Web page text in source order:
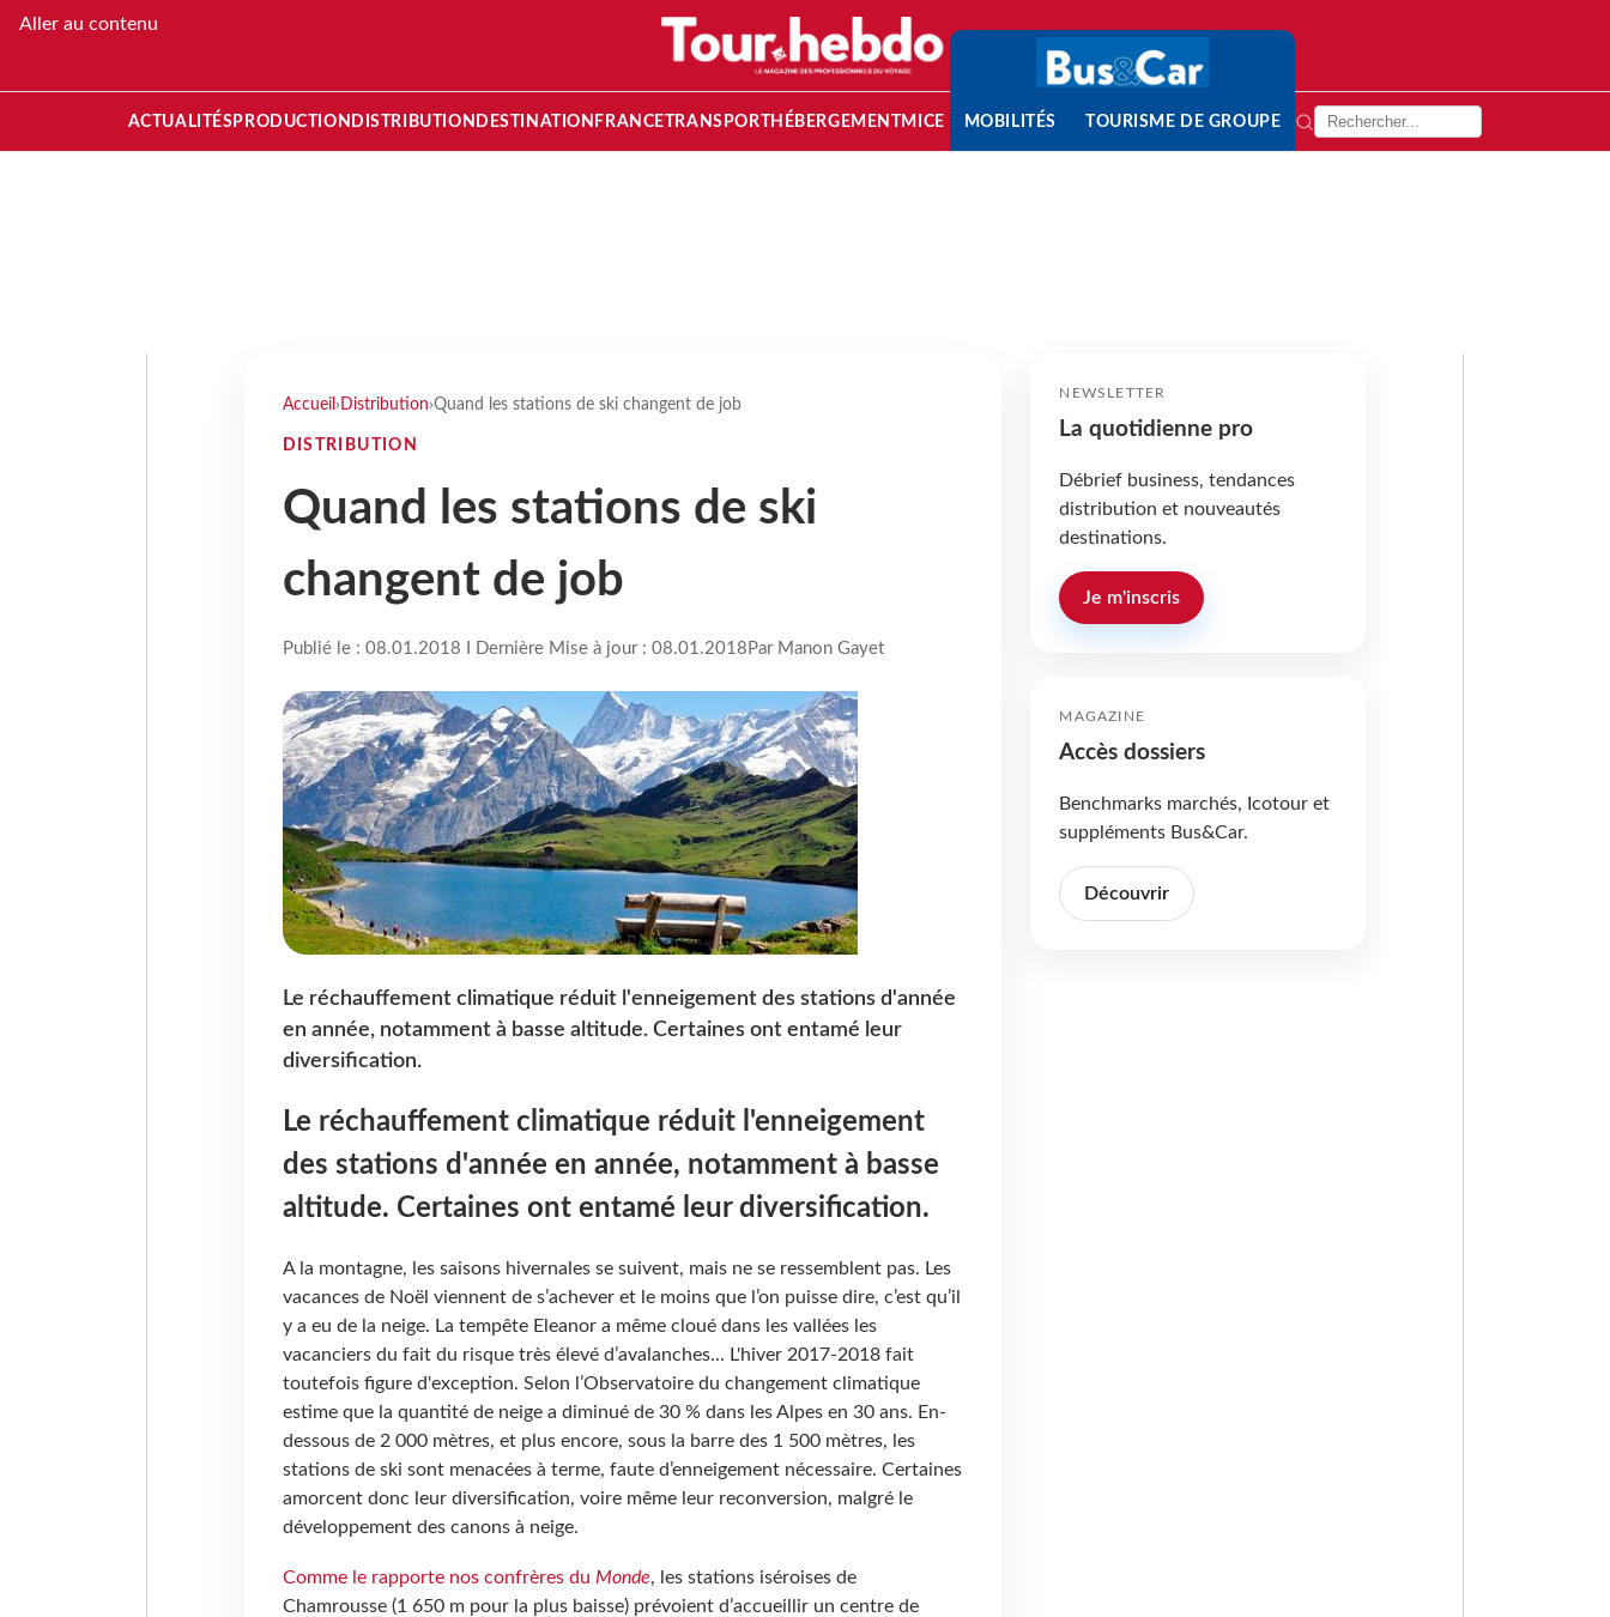
Aller au contenu
ACTUALITÉS PRODUCTION DISTRIBUTION DESTINATION FRANCETRANSPORT HÉBERGEMENTMICE MOBILITÉS TOURISME DE GROUPE
Accueil › Distribution›Quand les stations de ski changent de job
DISTRIBUTION
Quand les stations de ski
changent de job
Publié le : 08.01.2018 I Dernière Mise à jour : 08.01.2018 Par Manon Gayet
Le réchauffement climatique réduit l'enneigement des stations d'année
en année, notamment à basse altitude. Certaines ont entamé leur
diversification.
Le réchauffement climatique réduit l'enneigement
des stations d'année en année, notamment à basse
altitude. Certaines ont entamé leur diversification.
A la montagne, les saisons hivernales se suivent, mais ne se ressemblent pas. Les
vacances de Noël viennent de s’achever et le moins que l’on puisse dire, c’est qu’il
y a eu de la neige. La tempête Eleanor a même cloué dans les vallées les
vacanciers du fait du risque très élevé d’avalanches... L'hiver 2017-2018 fait
toutefois figure d'exception. Selon l’Observatoire du changement climatique
estime que la quantité de neige a diminué de 30 % dans les Alpes en 30 ans. En-
dessous de 2 000 mètres, et plus encore, sous la barre des 1 500 mètres, les
stations de ski sont menacées à terme, faute d’enneigement nécessaire. Certaines
amorcent donc leur diversification, voire même leur reconversion, malgré le
développement des canons à neige.
Comme le rapporte nos confrères du Monde, les stations iséroises de
Chamrousse (1 650 m pour la plus baisse) prévoient d’accueillir un centre de
NEWSLETTER
La quotidienne pro
Débrief business, tendances
distribution et nouveautés
destinations.
Je m'inscris
MAGAZINE
Accès dossiers
Benchmarks marchés, Icotour et
suppléments Bus&Car.
Découvrir